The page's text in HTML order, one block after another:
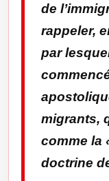
de
rappeler,
par
migrants,
comme la
doctrine